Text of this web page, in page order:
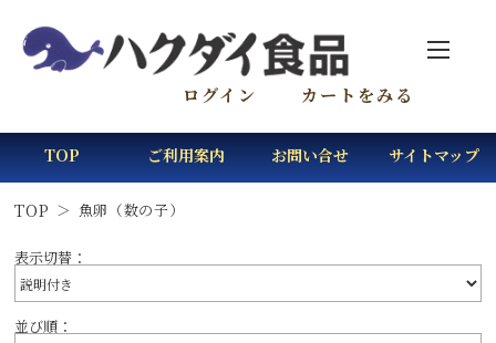
ログイン カートをみる
TOP ご利用案内 お問い合せ サイトマップ
TOP 魚卵（数の子）
表示切替：
並び順：